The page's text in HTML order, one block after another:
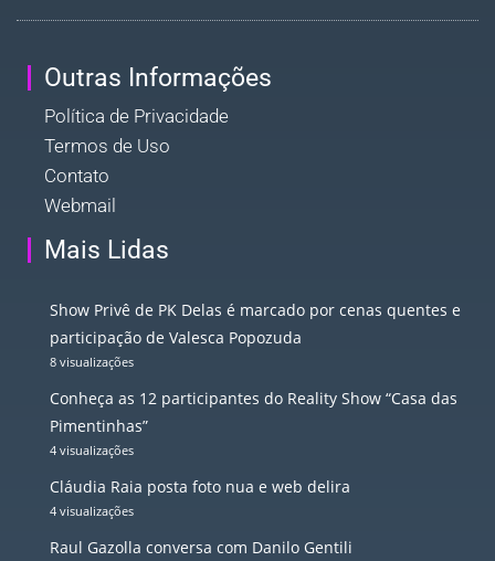
Outras Informações
Política de Privacidade
Termos de Uso
Contato
Webmail
Mais Lidas
Show Privê de PK Delas é marcado por cenas quentes e
participação de Valesca Popozuda
8 visualizações
Conheça as 12 participantes do Reality Show “Casa das
Pimentinhas”
4 visualizações
Cláudia Raia posta foto nua e web delira
4 visualizações
Raul Gazolla conversa com Danilo Gentili